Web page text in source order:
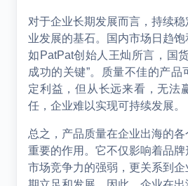
对于企业长期发展而言，持续
业发展的基石。国内市场日趋饱
如PatPat创始人王灿所言，国
成功的关键”。质量不佳的产品
定利益，但从长远来看，无法
任，企业难以实现可持续发展。
总之，产品质量在企业出海的
重要的作用。它不仅影响着品
市场竞争力的强弱，更关系到